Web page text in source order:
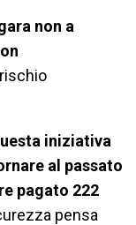
non a
iniziativa
al passato
pagato 222
pensa